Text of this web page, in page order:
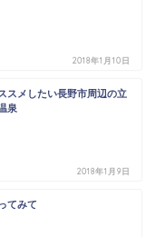
2018年1月10日
スメしたい長野市周辺の立
泉
2018年1月9日
てみて